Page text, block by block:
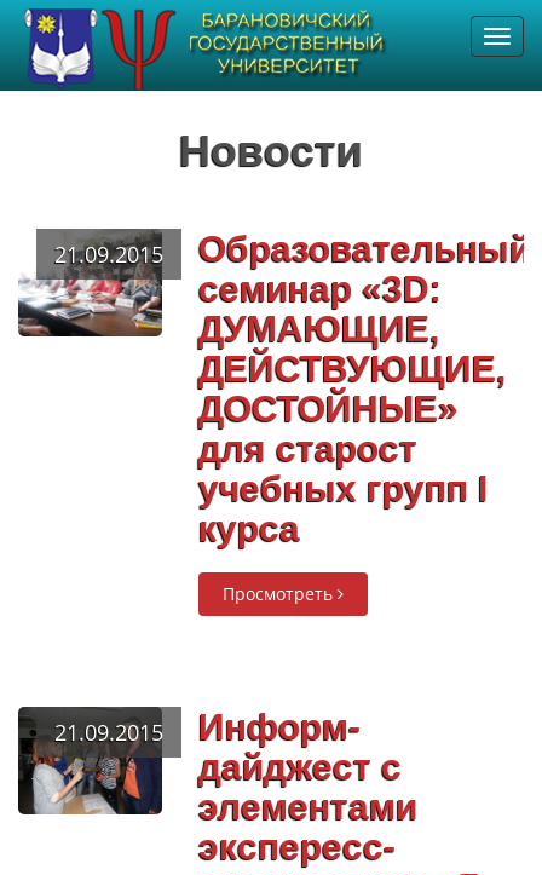
Новости
21.09.2015
Образовательный
семинар «3D:
ДУМАЮЩИЕ,
ДЕЙСТВУЮЩИЕ,
ДОСТОЙНЫЕ»
для старост
учебных групп I
курса
Просмотреть
21.09.2015
Информ-
дайджест с
элементами
экспересс-